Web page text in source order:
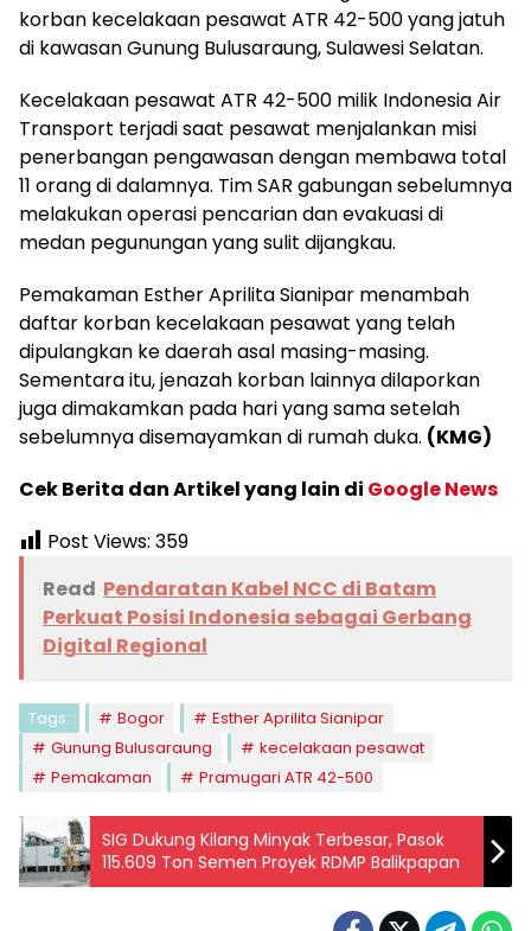
korban kecelakaan pesawat ATR 42-500 yang jatuh
di kawasan Gunung Bulusaraung, Sulawesi Selatan.
Kecelakaan pesawat ATR 42-500 milik Indonesia Air
Transport terjadi saat pesawat menjalankan misi
penerbangan pengawasan dengan membawa total
11 orang di dalamnya. Tim SAR gabungan sebelumnya
melakukan operasi pencarian dan evakuasi di
medan pegunungan yang sulit dijangkau.
Pemakaman Esther Aprilita Sianipar menambah
daftar korban kecelakaan pesawat yang telah
dipulangkan ke daerah asal masing-masing.
Sementara itu, jenazah korban lainnya dilaporkan
juga dimakamkan pada hari yang sama setelah
sebelumnya disemayamkan di rumah duka. (KMG)
Cek Berita dan Artikel yang lain di Google News
Post Views: 359
Read Pendaratan Kabel NCC di Batam
Perkuat Posisi Indonesia sebagai Gerbang
Digital Regional
Tags: Bogor
Esther Aprilita Sianipar
Gunung Bulusaraung
kecelakaan pesawat
Pemakaman
Pramugari ATR 42-500
SIG Dukung Kilang Minyak Terbesar, Pasok
115.609 Ton Semen Proyek RDMP Balikpapan